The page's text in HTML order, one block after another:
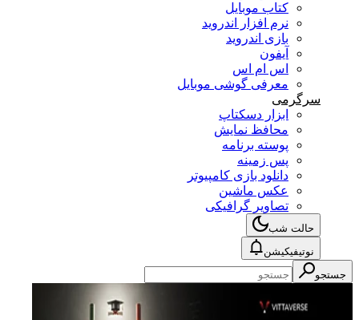
کتاب موبایل
نرم افزار اندروید
بازی اندروید
آیفون
اس ام اس
معرفی گوشی موبایل
سرگرمی
ابزار دسکتاپ
محافظ نمایش
پوسته برنامه
پس زمینه
دانلود بازی کامپیوتر
عکس ماشین
تصاویر گرافیکی
حالت شب
نوتیفیکیشن
جستجو